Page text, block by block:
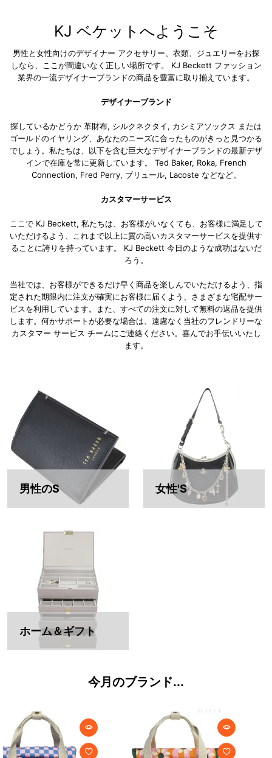
KJ ベケットへようこそ
男性と女性向けのデザイナー アクセサリー、衣類、ジュエリーをお探
しなら、ここが間違いなく正しい場所です。 KJ Beckett ファッション
業界の一流デザイナーブランドの商品を豊富に取り揃えています。
デザイナーブランド
探しているかどうか 革財布, シルクネクタイ, カシミアソックス または
ゴールドのイヤリング 、あなたのニーズに合ったものがきっと見つかる
でしょう。私たちは、以下を含む巨大なデザイナーブランドの最新デザ
インで在庫を常に更新しています。 Ted Baker, Roka, French
Connection, Fred Perry, ブリュール, Lacoste などなど。
カスタマーサービス
ここで KJ Beckett, 私たちは、お客様がいなくても、お客様に満足して
いただけるよう、これまで以上に質の高いカスタマーサービスを提供す
ることに誇りを持っています。 KJ Beckett 今日のような成功はないだ
ろう。
当社では、お客様ができるだけ早く商品を楽しんでいただけるよう、指
定された期限内に注文が確実にお客様に届くよう、さまざまな宅配サー
ビスを利用しています。また、すべての注文に対して無料の返品を提供
します。何かサポートが必要な場合は、遠慮なく当社のフレンドリーな
カスタマー サービス チームにご連絡ください。喜んでお手伝いいたし
ます。
男性のS 女性'S
ホーム＆ギフト
今月のブランド...